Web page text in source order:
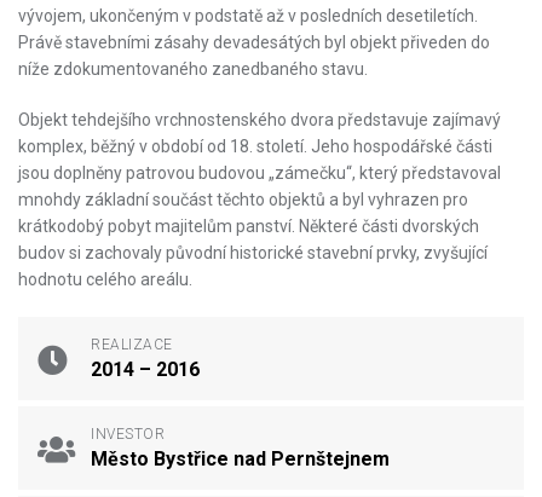
vývojem, ukončeným v podstatě až v posledních desetiletích.
Právě stavebními zásahy devadesátých byl objekt přiveden do
níže zdokumentovaného zanedbaného stavu.
Objekt tehdejšího vrchnostenského dvora představuje zajímavý
komplex, běžný v období od 18. století. Jeho hospodářské části
jsou doplněny patrovou budovou „zámečku“, který představoval
mnohdy základní součást těchto objektů a byl vyhrazen pro
krátkodobý pobyt majitelům panství. Některé části dvorských
budov si zachovaly původní historické stavební prvky, zvyšující
hodnotu celého areálu.
REALIZACE
2014 – 2016
INVESTOR
Město Bystřice nad Pernštejnem